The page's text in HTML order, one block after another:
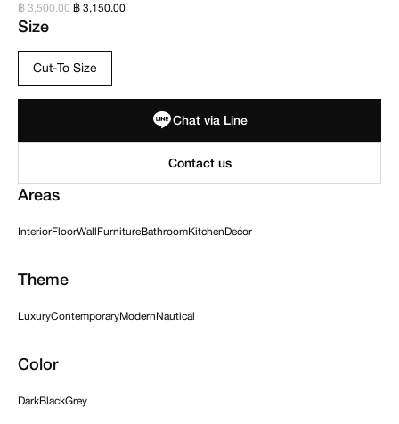
฿ 3,500.00 ฿ 3,150.00
Size
Cut-To Size
Chat via Line
Areas
InteriorFloorWallFurnitureBathroomKitchenDećor
Theme
LuxuryContemporaryModernNautical
Color
DarkBlackGrey